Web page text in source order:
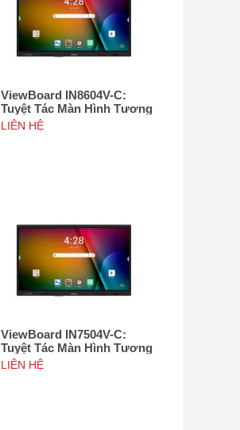
ViewBoard IN8604V-C:
Tuyệt Tác Màn Hình Tương
Tác 86", Tích hợp camera
4K độ phân giải 50MP, NFC
LIÊN HỆ
ViewBoard IN7504V-C:
Tuyệt Tác Màn Hình Tương
Tác 75", Tích hợp camera
4K độ phân giải 50MP, NFC
LIÊN HỆ